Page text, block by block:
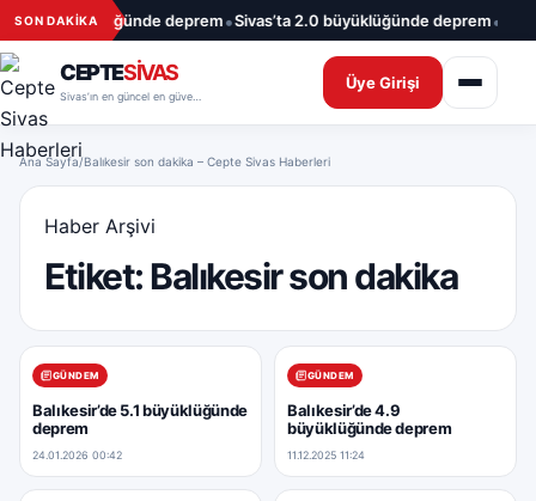
İçeriğe geç
SON DAKİKA
1.7 büyüklüğünde deprem•Sivas’ta 2.0 büyüklüğünde deprem•
CEPTESİVAS Üye Girişi
Ana Sayfa/Balıkesir son dakika – Cepte Sivas Haberleri
Haber Arşivi
Etiket:Balıkesir son dakika
GÜNDEM
Balıkesir’de 5.1 büyüklüğünde
deprem
24.01.2026 00:42
GÜNDEM
Balıkesir’de 4.9
büyüklüğünde deprem
11.12.2025 11:24